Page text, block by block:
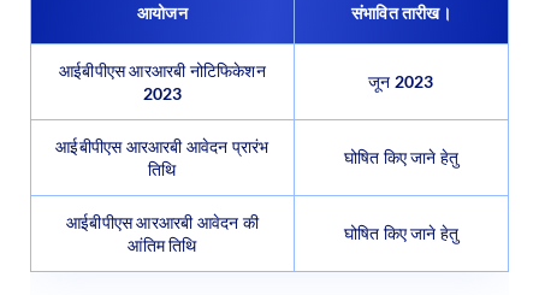
आयोजन संभावित तारीख।
आईबीपीएस आरआरबी नोटिफिकेशन
2023
जून 2023
आईबीपीएस आरआरबी आवेदन प्रारंभ
तिथि
घोषित किए जाने हेतु
आईबीपीएस आरआरबी आवेदन की
आंतिम तिथि
घोषित किए जाने हेतु